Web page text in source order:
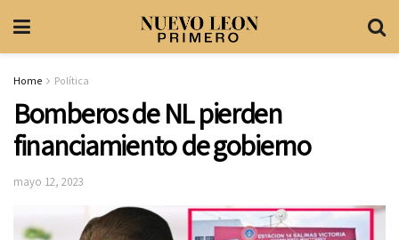
Home Política
Bomberos de NL pierden
financiamiento de gobierno
mayo 12, 2023